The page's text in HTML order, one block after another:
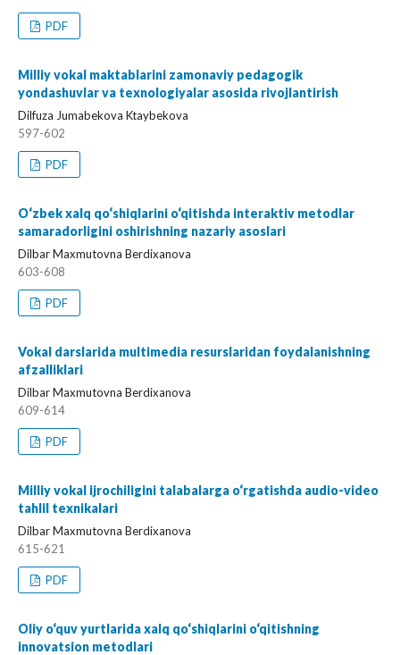
PDF
Milliy vokal maktablarini zamonaviy pedagogik
yondashuvlar va texnologiyalar asosida rivojlantirish
Dilfuza Jumabekova Ktaybekova
597-602
PDF
O‘zbek xalq qo‘shiqlarini o‘qitishda interaktiv metodlar
samaradorligini oshirishning nazariy asoslari
Dilbar Maxmutovna Berdixanova
603-608
PDF
Vokal darslarida multimedia resurslaridan foydalanishning
afzalliklari
Dilbar Maxmutovna Berdixanova
609-614
PDF
Milliy vokal ijrochiligini talabalarga o‘rgatishda audio-video
tahlil texnikalari
Dilbar Maxmutovna Berdixanova
615-621
PDF
Oliy o‘quv yurtlarida xalq qo‘shiqlarini o‘qitishning
innovatsion metodlari